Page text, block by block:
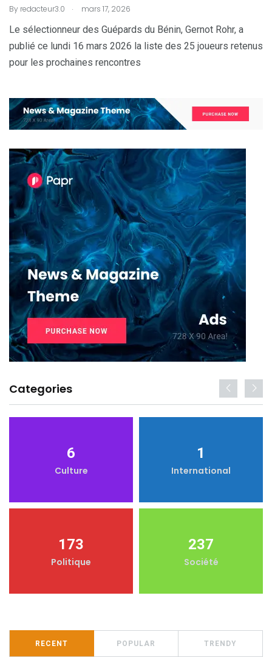
By redacteur3.0 . mars 17, 2026
Le sélectionneur des Guépards du Bénin, Gernot Rohr, a
publié ce lundi 16 mars 2026 la liste des 25 joueurs retenus
pour les prochaines rencontres
Categories
6
Culture
1
International
173
Politique
237
Société
RECENT POPULAR TRENDY